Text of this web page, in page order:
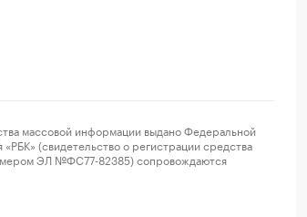
массовой информации выдано Федеральной
(свидетельство о регистрации средства
ЭЛ №ФС77-82385) сопровождаются